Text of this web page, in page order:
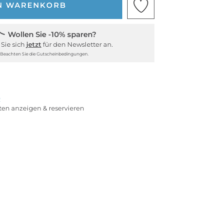
WARENKORB
Wollen Sie -10% sparen?
sich jetzt für den Newsletter an.
Beachten Sie die Gutscheinbedingungen.
anzeigen & reservieren